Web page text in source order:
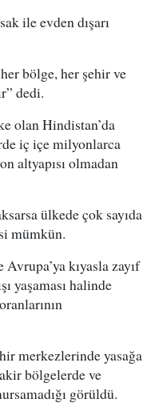
ile evden dışarı
bölge, her şehir ve
dedi.
olan Hindistan’da
iç içe milyonlarca
altyapısı olmadan
ülkede çok sayıda
mümkün.
kıyasla zayıf
yaşaması halinde
merkezlerinde yasağa
bölgelerde ve
görüldü.